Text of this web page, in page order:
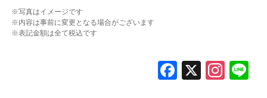
※写真はイメージです
※内容は事前に変更となる場合がございます
※表記金額は全て税込です
F X In